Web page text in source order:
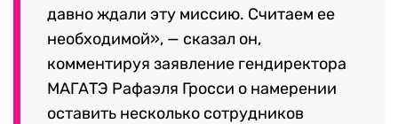
давно ждали эту миссию. Считаем ее
необходимой», — сказал он,
комментируя заявление гендиректора
МАГАТЭ Рафаэля Гросси о намерении
оставить несколько сотрудников